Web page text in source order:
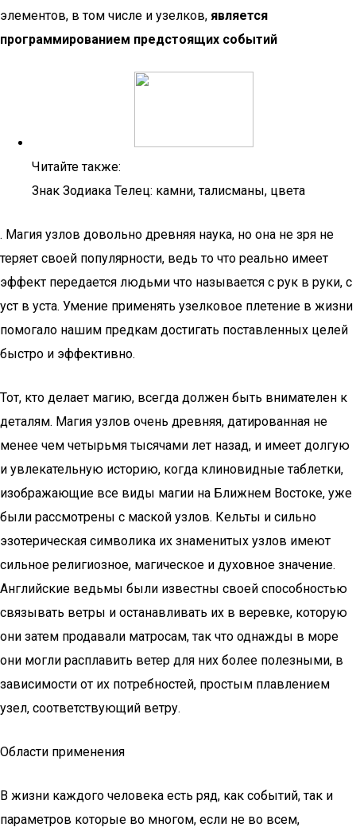
элементов, в том числе и узелков, является
программированием предстоящих событий
Читайте также:
Знак Зодиака Телец: камни, талисманы, цвета
. Магия узлов довольно древняя наука, но она не зря не
теряет своей популярности, ведь то что реально имеет
эффект передается людьми что называется с рук в руки, с
уст в уста. Умение применять узелковое плетение в жизни
помогало нашим предкам достигать поставленных целей
быстро и эффективно.
Тот, кто делает магию, всегда должен быть внимателен к
деталям. Магия узлов очень древняя, датированная не
менее чем четырьмя тысячами лет назад, и имеет долгую
и увлекательную историю, когда клиновидные таблетки,
изображающие все виды магии на Ближнем Востоке, уже
были рассмотрены с маской узлов. Кельты и сильно
эзотерическая символика их знаменитых узлов имеют
сильное религиозное, магическое и духовное значение.
Английские ведьмы были известны своей способностью
связывать ветры и останавливать их в веревке, которую
они затем продавали матросам, так что однажды в море
они могли расплавить ветер для них более полезными, в
зависимости от их потребностей, простым плавлением
узел, соответствующий ветру.
Области применения
В жизни каждого человека есть ряд, как событий, так и
параметров которые во многом, если не во всем,